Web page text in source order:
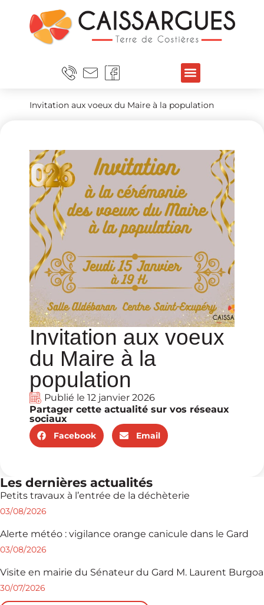
Invitation aux voeux du Maire à la population
Invitation aux voeux
du Maire à la
population
Publié le 12 janvier 2026
Partager cette actualité sur vos réseaux
sociaux
Facebook Email
Les dernières actualités
Petits travaux à l’entrée de la déchèterie
03/08/2026
Alerte météo : vigilance orange canicule dans le Gard
03/08/2026
Visite en mairie du Sénateur du Gard M. Laurent Burgoa
30/07/2026